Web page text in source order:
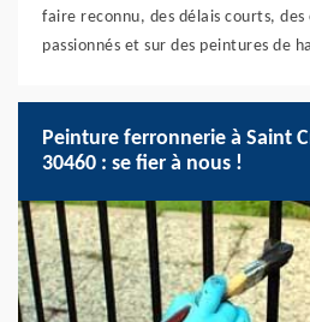
faire reconnu, des délais courts, des
passionnés et sur des peintures de
Peinture ferronnerie à Saint
30460 : se fier à nous !